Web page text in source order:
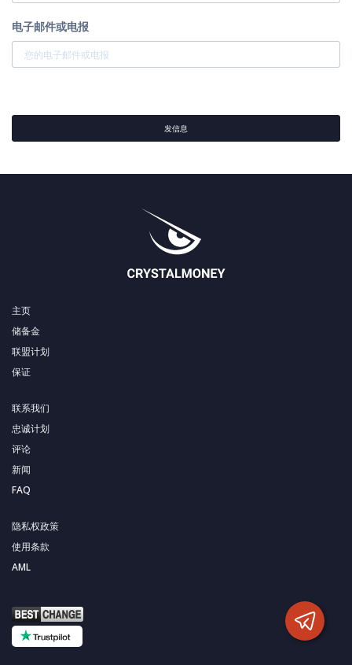
电子邮件或电报
发信息
主页
储备金
联盟计划
保证
联系我们
忠诚计划
评论
新闻
FAQ
隐私权政策
使用条款
AML